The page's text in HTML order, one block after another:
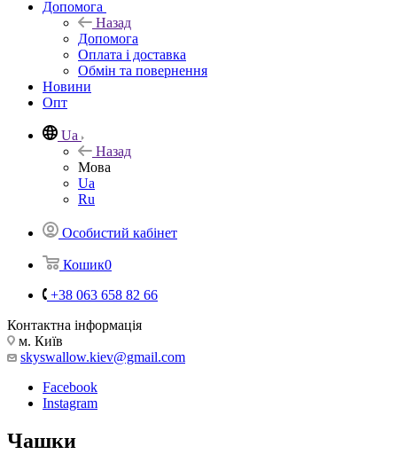
Допомога
Назад
Допомога
Оплата і доставка
Обмін та повернення
Новини
Опт
Ua
Назад
Мова
Ua
Ru
Особистий кабінет
Кошик0
+38 063 658 82 66
Контактна інформація
м. Київ
skyswallow.kiev@gmail.com
Facebook
Instagram
Чашки